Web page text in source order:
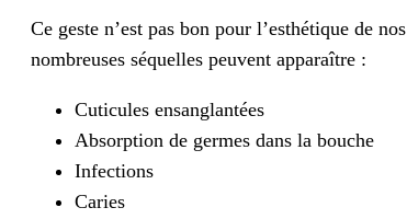
Ce geste n’est pas bon pour l’esthétique de
nombreuses séquelles peuvent apparaître :
Cuticules ensanglantées
Absorption de germes dans la bouche
Infections
Caries